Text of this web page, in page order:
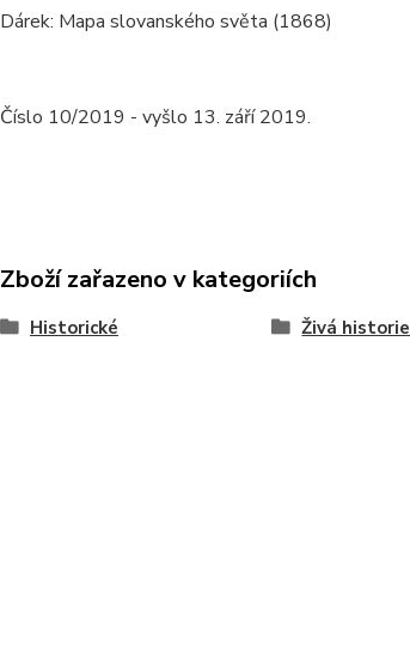
Dárek: Mapa slovanského světa (1868)
Číslo 10/2019 - vyšlo 13. září 2019.
Zboží zařazeno v kategoriích
Historické Živá historie